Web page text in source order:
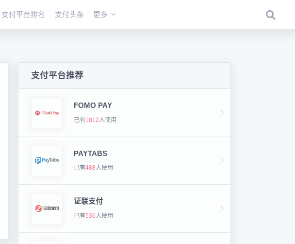
支付平台排名 支付头条 更多
支付平台推荐
FOMO PAY
已有1812 人使用
PAYTABS
已有488人使用
证联支付
已有536 人使用